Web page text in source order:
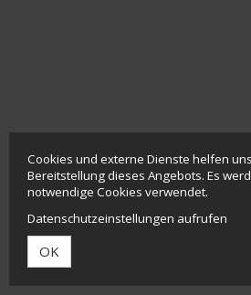
Cookies und externe Dienste helfen
Bereitstellung dieses Angebots. Es
notwendige Cookies verwendet.
Datenschutzeinstellungen aufrufen
OK